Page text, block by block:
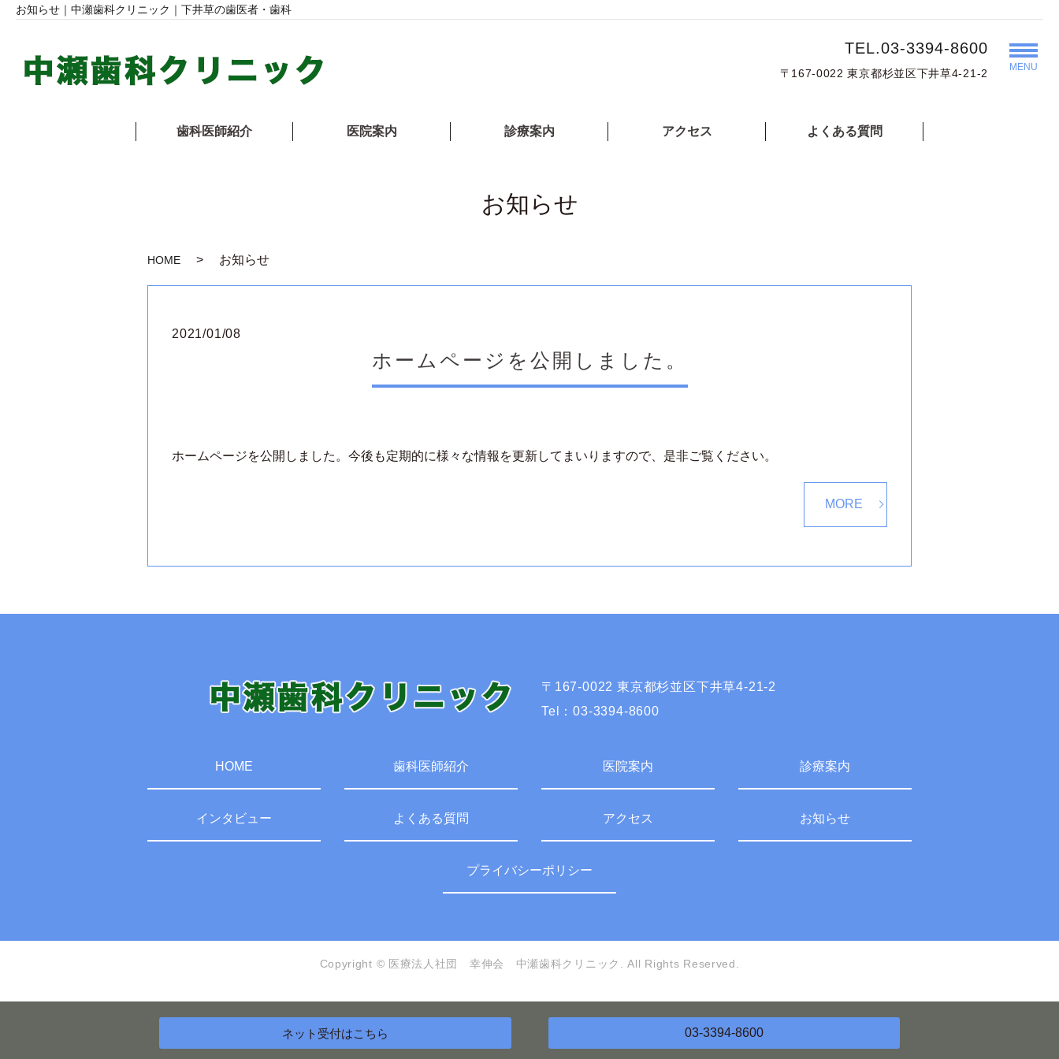
お知らせ｜中瀬歯科クリニック｜下井草の歯医者・歯科
TEL.03-3394-8600
〒167-0022 東京都杉並区下井草4-21-2 MENU
歯科医師紹介 医院案内 診療案内 アクセス よくある質問
お知らせ
HOME お知らせ
2021/01/08
ホームページを公開しました。
ホームページを公開しました。今後も定期的に様々な情報を更新してまいりますので、是非ご覧ください。
MORE
ネット受付はこちら 03-3394-8600
〒167-0022 東京都杉並区下井草4-21-2
Tel：03-3394-8600
HOME 歯科医師紹介 医院案内 診療案内
インタビュー よくある質問 アクセス お知らせ
プライバシーポリシー
Copyright © 医療法人社団 幸伸会 中瀬歯科クリニック.All Rights Reserved.